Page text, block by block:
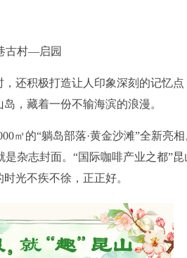
村—启园
积极打造让人印象深刻的记忆点
，藏着一份不输海滨的浪漫。
的“躺岛部落·黄金沙滩”全新亮相
杂志封面。“国际咖啡产业之都”
光不疾不徐，正正好。